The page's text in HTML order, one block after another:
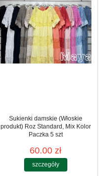
Sukienki damskie (Włoskie
produkt) Roz Standard, Mix Kolor
Paczka 5 szt
60.00 zł
szczegóły